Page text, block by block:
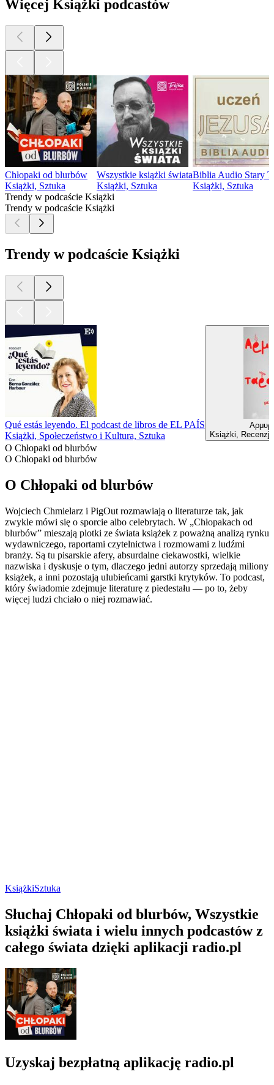
Więcej Książki podcastów
Chłopaki od blurbów
Książki, Sztuka
Wszystkie książki świata
Książki, Sztuka
Biblia Audio Stary
Książki, Sztuka
Trendy w podcaście Książki
Trendy w podcaście Książki
Trendy w podcaście Książki
Qué estás leyendo. El podcast de libros de EL PAÍS
Książki, Społeczeństwo i Kultura, Sztuka
Książki,
O Chłopaki od blurbów
O Chłopaki od blurbów
O Chłopaki od blurbów
Wojciech Chmielarz i PigOut rozmawiają o literaturze tak, jak
zwykle mówi się o sporcie albo celebrytach. W „Chłopakach od
blurbów” mieszają plotki ze świata książek z poważną analizą rynku
wydawniczego, raportami czytelnictwa i rozmowami z ludźmi
branży. Są tu pisarskie afery, absurdalne ciekawostki, wielkie
nazwiska i dyskusje o tym, dlaczego jedni autorzy sprzedają miliony
książek, a inni pozostają ulubieńcami garstki krytyków. To podcast,
który świadomie zdejmuje literaturę z piedestału — po to, żeby
więcej ludzi chciało o niej rozmawiać.
KsiążkiSztuka
Słuchaj Chłopaki od blurbów, Wszystkie
książki świata i wielu innych podcastów z
całego świata dzięki aplikacji radio.pl
Uzyskaj bezpłatną aplikację radio.pl